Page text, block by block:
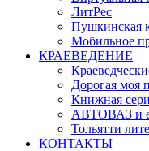
ЛитРес
Пушкинская
Мобильное
КРАЕВЕДЕНИЕ
Дорогая моя
Книжная
АВТОВАЗ и
Тольятти
КОНТАКТЫ